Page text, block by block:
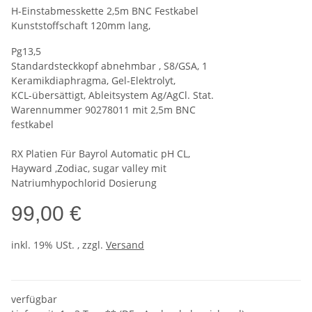
H-Einstabmesskette 2,5m BNC Festkabel
Kunststoffschaft 120mm lang,
Pg13,5
Standardsteckkopf abnehmbar , S8/GSA, 1
Keramikdiaphragma, Gel-Elektrolyt,
KCL-übersättigt, Ableitsystem Ag/AgCl. Stat.
Warennummer 90278011 mit 2,5m BNC
festkabel
RX Platien Für Bayrol Automatic pH CL,
Hayward ,Zodiac, sugar valley mit
Natriumhypochlorid Dosierung
99,00 €
inkl. 19% USt. , zzgl. Versand
verfügbar